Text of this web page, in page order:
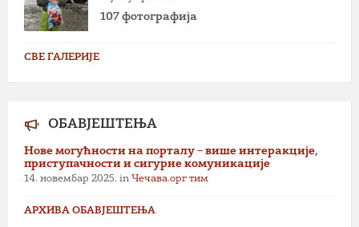
107 фотографија
СВЕ ГАЛЕРИЈЕ
ОБАВЈЕШТЕЊА
Нове могућности на порталу – више интеракције,
приступачности и сигурне комуникације
14. новембар 2025. in Чечава.орг тим
АРХИВА ОБАВЈЕШТЕЊА